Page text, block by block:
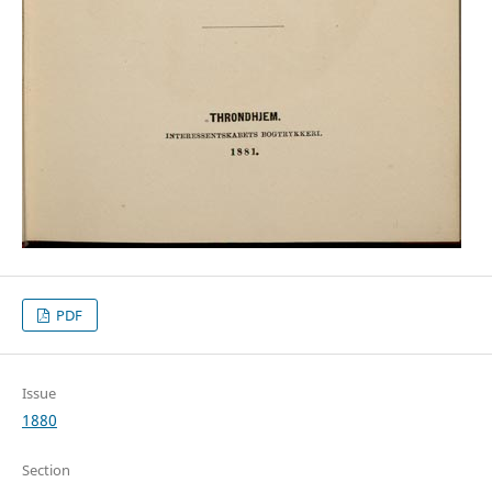
PDF
Issue
1880
Section